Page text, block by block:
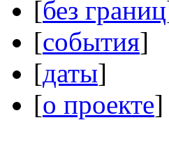
[без границ
[события]
[даты]
[о проекте]